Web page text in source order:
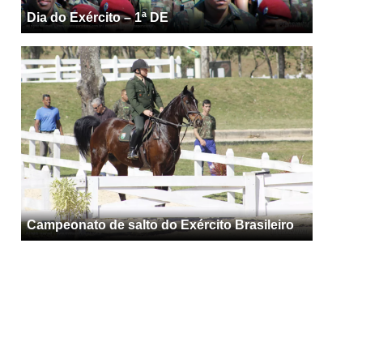
Dia do Exército – 1ª DE
Campeonato de salto do Exército Brasileiro